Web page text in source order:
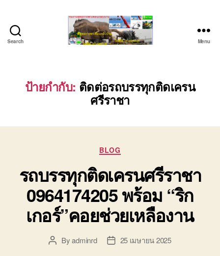
Search
ยก
ของ
หนัก
0818900005,
0800628488
Menu
ป้ายกำกับ: ติดต่อรถบรรทุกติดเครน
ศรีราชา
Categories
BLOG
รถบรรทุกติดเครนศรีราชา
0964174205 พร้อม “ริก
เกอร์”คอยช่วยเหลืองาน
PostByadminrd
Post25 เมษายน 2025